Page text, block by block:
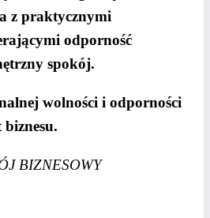
z praktycznymi
odporność
spokój.
wolności i odporności
BIZNESOWY